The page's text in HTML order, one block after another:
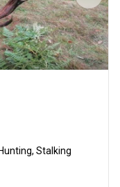
Stalking